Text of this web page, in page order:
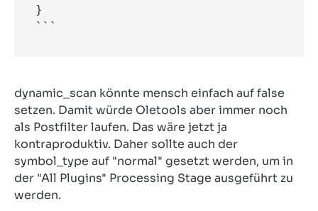
}
```
dynamic_scan könnte mensch einfach auf false
setzen. Damit würde Oletools aber immer noch
als Postfilter laufen. Das wäre jetzt ja
kontraproduktiv. Daher sollte auch der
symbol_type auf "normal" gesetzt werden, um in
der "All Plugins" Processing Stage ausgeführt zu
werden.